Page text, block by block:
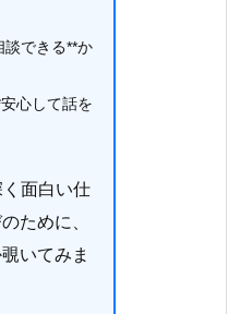
談できる**か
心して話を
面白い仕
ために、
いてみま